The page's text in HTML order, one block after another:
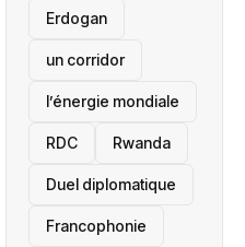
Erdogan
un corridor
l’énergie mondiale
RDC Rwanda
Duel diplomatique
Francophonie